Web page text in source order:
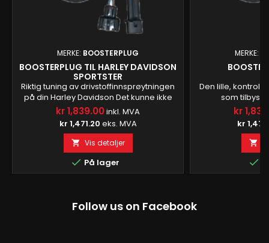
MERKE: BOOSTERPLUG
BOOSTERPLUG TIL HARLEY DAVIDSON
SPORTSTER
Riktig tuning av drivstoffinnsprøytningen
på din Harley Davidson Det kunne ikke
vært enklere å tune
drivstoffinnsprøytningen på din Harley
Davidson med BoosterPlug. Vår
drivstoffoptimaliseringsenhet er enkel og
grei å installere, og det er ikke behov for
lengre oppsett- og justeringsøkter. Bare
installer BoosterPlug, og kjør av gårde og
kr 1,839.00 inkl. MVA
kr 1,471.20 eks. MVA
 Vis detaljer
 På lager
MERKE:
Den lille,
som tilbys
gjenopprette
burde ha vært
- Plug and Play
gir en enkel
optimalisere
kr
kr


Follow us on Facebook